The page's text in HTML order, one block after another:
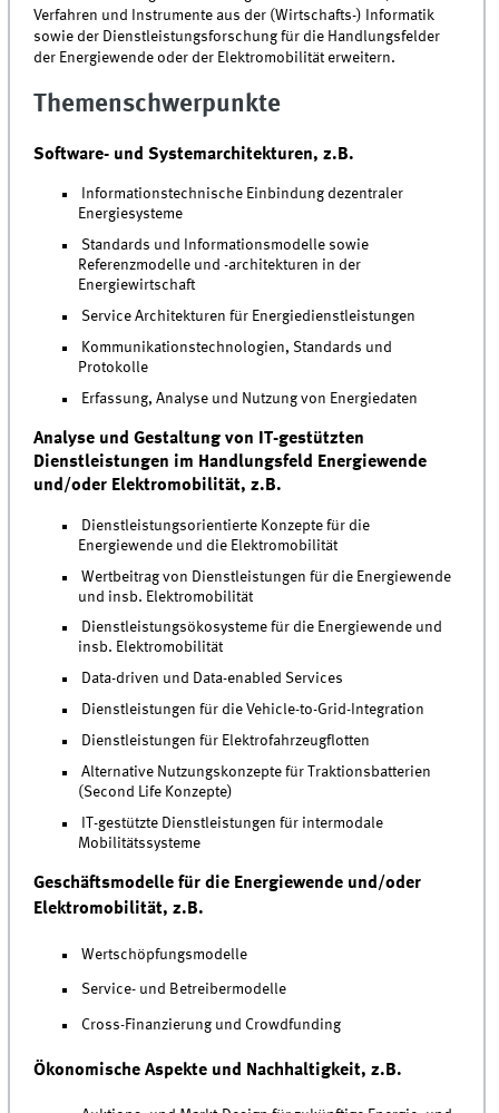
Verfahren und Instrumente aus der (Wirtschafts-) Informatik
sowie der Dienstleistungsforschung für die Handlungsfelder
der Energiewende oder der Elektromobilität erweitern.
Themenschwerpunkte
Software- und Systemarchitekturen, z.B.
Informationstechnische Einbindung dezentraler
Energiesysteme
Standards und Informationsmodelle sowie
Referenzmodelle und -architekturen in der
Energiewirtschaft
Service Architekturen für Energiedienstleistungen
Kommunikationstechnologien, Standards und
Protokolle
Erfassung, Analyse und Nutzung von Energiedaten
Analyse und Gestaltung von IT-gestützten
Dienstleistungen im Handlungsfeld Energiewende
und/oder Elektromobilität, z.B.
Dienstleistungsorientierte Konzepte für die
Energiewende und die Elektromobilität
Wertbeitrag von Dienstleistungen für die Energiewende
und insb. Elektromobilität
Dienstleistungsökosysteme für die Energiewende und
insb. Elektromobilität
Data-driven und Data-enabled Services
Dienstleistungen für die Vehicle-to-Grid-Integration
Dienstleistungen für Elektrofahrzeugflotten
Alternative Nutzungskonzepte für Traktionsbatterien
(Second Life Konzepte)
IT-gestützte Dienstleistungen für intermodale
Mobilitätssysteme
Geschäftsmodelle für die Energiewende und/oder
Elektromobilität, z.B.
Wertschöpfungsmodelle
Service- und Betreibermodelle
Cross-Finanzierung und Crowdfunding
Ökonomische Aspekte und Nachhaltigkeit, z.B.